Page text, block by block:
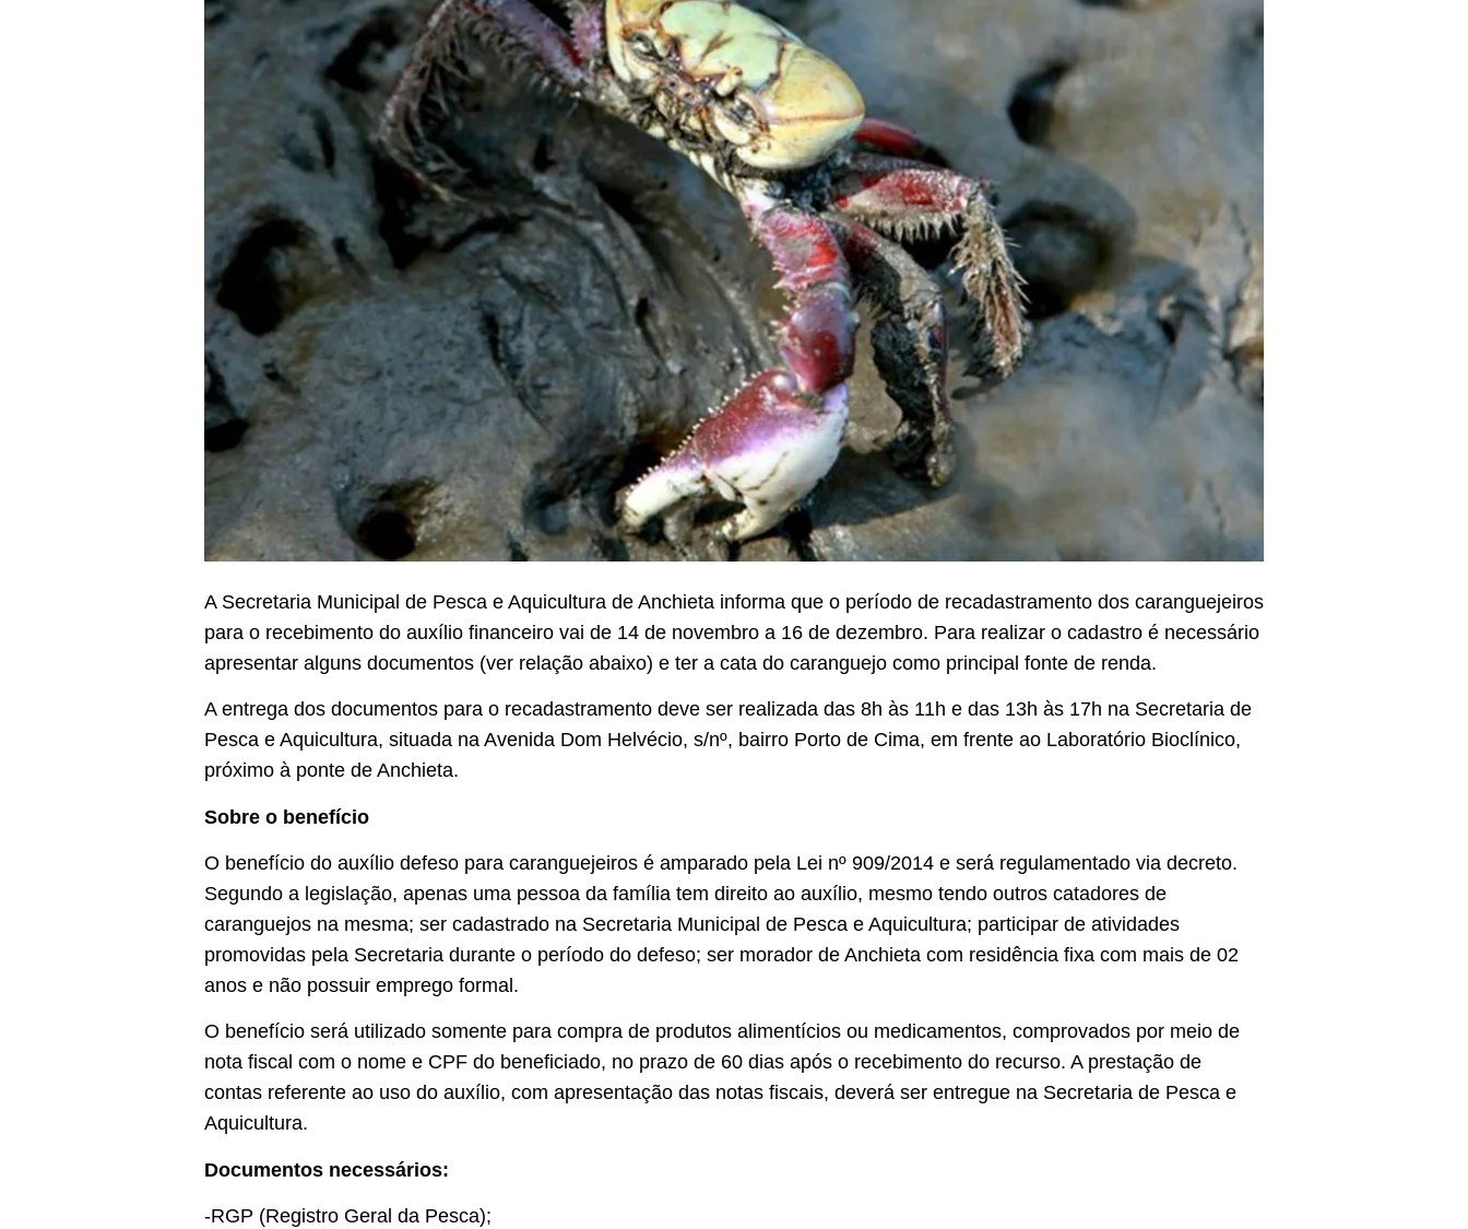
A Secretaria Municipal de Pesca e Aquicultura de Anchieta informa que o período de recadastramento dos caranguejeiros
para o recebimento do auxílio financeiro vai de 14 de novembro a 16 de dezembro. Para realizar o cadastro é necessário
apresentar alguns documentos (ver relação abaixo) e ter a cata do caranguejo como principal fonte de renda.
A entrega dos documentos para o recadastramento deve ser realizada das 8h às 11h e das 13h às 17h na Secretaria de
Pesca e Aquicultura, situada na Avenida Dom Helvécio, s/nº, bairro Porto de Cima, em frente ao Laboratório Bioclínico,
próximo à ponte de Anchieta.
Sobre o benefício
O benefício do auxílio defeso para caranguejeiros é amparado pela Lei nº 909/2014 e será regulamentado via decreto.
Segundo a legislação, apenas uma pessoa da família tem direito ao auxílio, mesmo tendo outros catadores de
caranguejos na mesma; ser cadastrado na Secretaria Municipal de Pesca e Aquicultura; participar de atividades
promovidas pela Secretaria durante o período do defeso; ser morador de Anchieta com residência fixa com mais de 02
anos e não possuir emprego formal.
O benefício será utilizado somente para compra de produtos alimentícios ou medicamentos, comprovados por meio de
nota fiscal com o nome e CPF do beneficiado, no prazo de 60 dias após o recebimento do recurso. A prestação de
contas referente ao uso do auxílio, com apresentação das notas fiscais, deverá ser entregue na Secretaria de Pesca e
Aquicultura.
Documentos necessários:
-RGP (Registro Geral da Pesca);